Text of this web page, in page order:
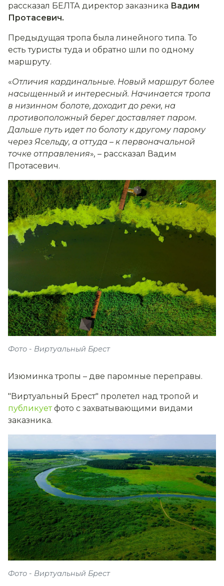
рассказал БЕЛТА директор заказника Вадим
Протасевич.
Предыдущая тропа была линейного типа. То
есть туристы туда и обратно шли по одному
маршруту.
«Отличия кардинальные. Новый маршрут более
насыщенный и интересный. Начинается тропа
в низинном болоте, доходит до реки, на
противоположный берег доставляет паром.
Дальше путь идет по болоту к другому парому
через Ясельду, а оттуда – к первоначальной
точке отправления», – рассказал Вадим
Протасевич.
Фото - Виртуальный Брест
Изюминка тропы – две паромные переправы.
"Виртуальный Брест" пролетел над тропой и
публикуетфото с захватывающими видами
заказника.
Фото - Виртуальный Брест